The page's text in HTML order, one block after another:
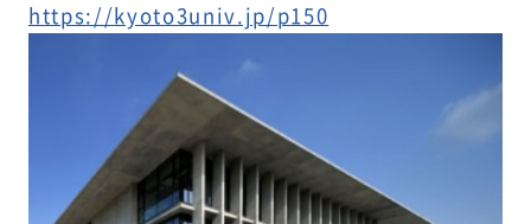
https://kyoto3univ.jp/p150